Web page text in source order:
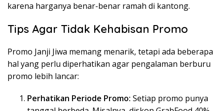
karena harganya benar-benar ramah di kantong.
Tips Agar Tidak Kehabisan Promo
Promo Janji Jiwa memang menarik, tetapi ada beberapa
hal yang perlu diperhatikan agar pengalaman berburu
promo lebih lancar:
Perhatikan Periode Promo: Setiap promo punya